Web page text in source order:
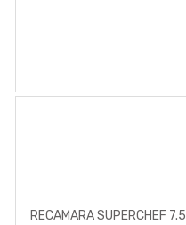
RECAMARA SUPERCHEF 7.5